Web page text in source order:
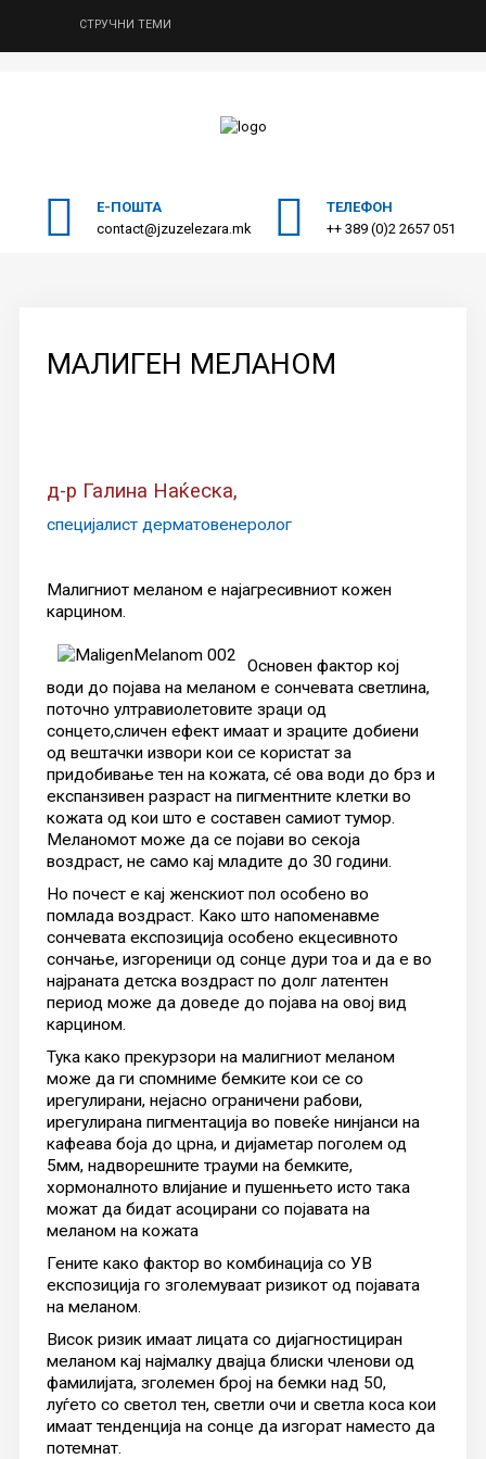
СПЕЦИЈАЛИСТИЧКИ УСЛУГИ
СТРУЧНИ ТЕМИ
Е-ПОШТА
contact@jzuzelezara.mk
ТЕЛЕФОН
++ 389 (0)2 2657 051
МАЛИГЕН МЕЛАНОМ
д-р Галина Наќеска,
специјалист дерматовенеролог
Малигниот меланом е најагресивниот кожен
карцином.
Основен фактор кој
води до појава на меланом е сончевата светлина,
поточно ултравиолетовите зраци од
сонцето,сличен ефект имаат и зраците добиени
од вештачки извори кои се користат за
придобивање тен на кожата, сé ова води до брз и
експанзивен разраст на пигментните клетки во
кожата од кои што е составен самиот тумор.
Меланомот може да се појави во секоја
воздраст, не само кај младите до 30 години.
Но почест е кај женскиот пол особено во
помлада воздраст. Како што напоменавме
сончевата експозиција особено екцесивното
сончање, изгореници од сонце дури тоа и да е во
најраната детска воздраст по долг латентен
период може да доведе до појава на овој вид
карцином.
Тука како прекурзори на малигниот меланом
може да ги спомниме бемките кои се со
ирегулирани, нејасно ограничени рабови,
ирегулирана пигментација во повеќе нинјанси на
кафеава боја до црна, и дијаметар поголем од
5мм, надворешните трауми на бемките,
хормоналното влијание и пушенњето исто така
можат да бидат асоцирани со појавата на
меланом на кожата
Гените како фактор во комбинација со УВ
експозиција го зголемуваат ризикот од појавата
на меланом.
Висок ризик имаат лицата со дијагностициран
меланом кај најмалку двајца блиски членови од
фамилијата, зголемен број на бемки над 50,
луѓето со светол тен, светли очи и светла коса кои
имаат тенденција на сонце да изгорат наместо да
потемнат.